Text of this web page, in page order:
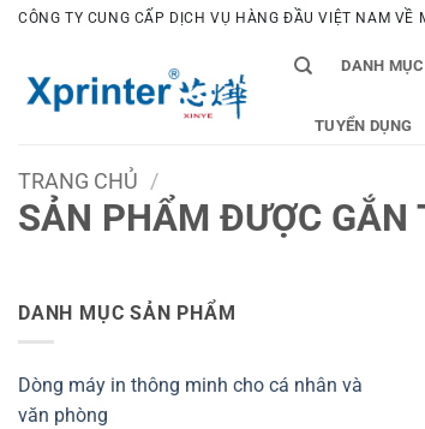
Bỏ
dung
CÔNG TY CUNG CẤP DỊCH VỤ HÀNG ĐẦU VIỆT NAM VỀ
DANH
TUYỂN DỤNG
TRANG CHỦ /
SẢN PHẨM ĐƯỢC GẮN
DANH MỤC SẢN PHẨM
Dòng máy in thông minh cho cá nhân và
văn phòng